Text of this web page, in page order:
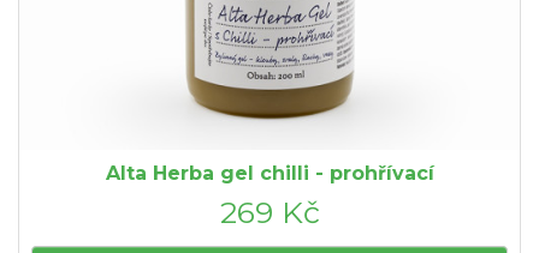
Alta Herba gel chilli - prohřívací
269 Kč